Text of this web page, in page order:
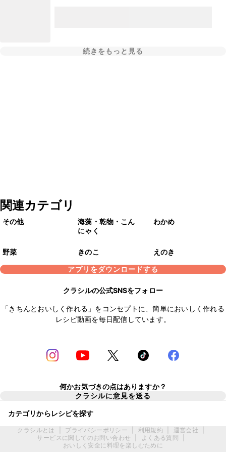
続きをもっと見る
関連カテゴリ
その他
海藻・乾物・こん
にゃく
わかめ
野菜 きのこ
えのき
アプリをダウンロードする
クラシルの公式SNSをフォロー
「きちんとおいしく作れる」をコンセプトに、簡単においしく作れる
レシピ動画を毎日配信しています。
何かお気づきの点はありますか？
クラシルに意見を送る
カテゴリからレシピを探す
クラシルとは プライバシーポリシー 利用規約 運営会社
サービスに関してのお問い合わせ
よくある質問
おいしく安全に料理を楽しむために